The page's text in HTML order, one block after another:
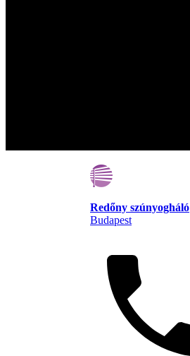
Redőny szúnyogháló
Budapest